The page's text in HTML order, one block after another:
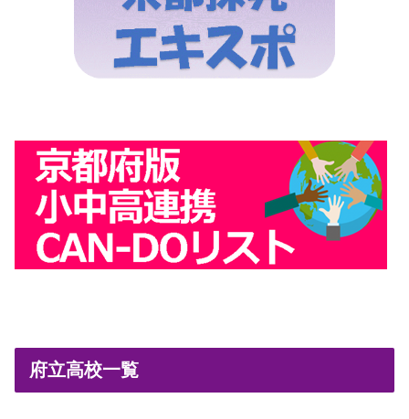
府立高校一覧